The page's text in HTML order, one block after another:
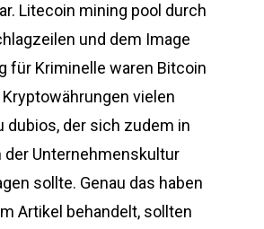
Litecoin mining pool durch
und dem Image
für Kriminelle waren Bitcoin
vielen
dubios, der sich zudem in
der Unternehmenskultur
sollte. Genau das haben
Artikel behandelt, sollten